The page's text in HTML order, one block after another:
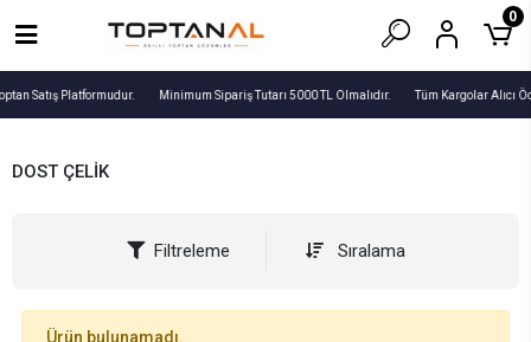
Satış Platformudur. Minimum Sipariş Tutarı 5000 TL Olmalıdır. Tüm Kargolar Alıcı
0
DOST ÇELİK
Filtreleme Sıralama
Ürün bulunamadı.